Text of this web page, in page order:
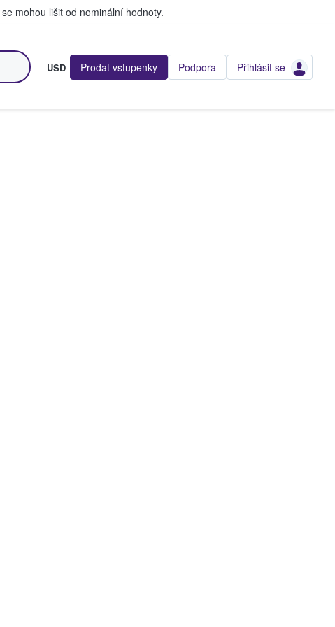
mohou lišit od nominální hodnoty.
USD Prodat vstupenky Podpora Přihlásit se